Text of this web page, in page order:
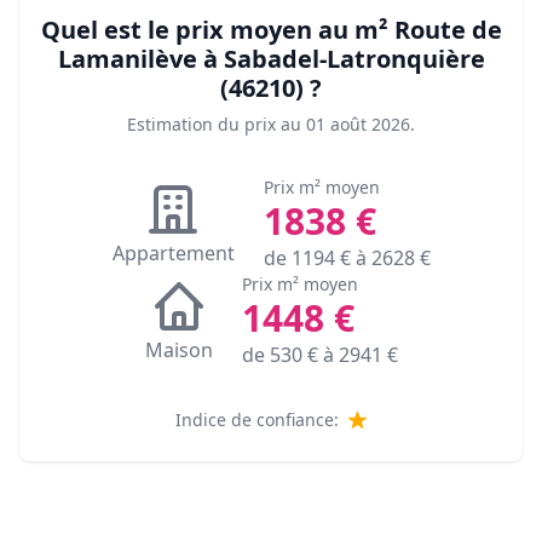
Quel est le prix moyen au m² Route de
Lamanilève à Sabadel-Latronquière
(46210) ?
Estimation du prix au 01 août 2026.
Appartement
Prix m² moyen
1838 €
de 1194€ à 2628€
Maison
Prix m² moyen
1448 €
de 530€ à 2941 €
Indice de confiance: